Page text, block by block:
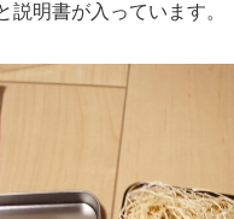
説明書が入っています。